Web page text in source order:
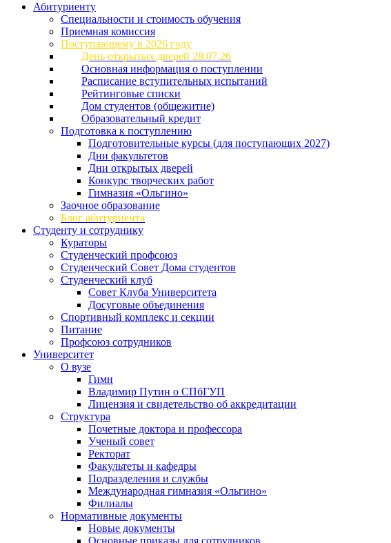
Абитуриенту
Специальности и стоимость обучения
Приемная комиссия
Поступающему в 2026 году
День открытых дверей 28.07.26
Основная информация о поступлении
Расписание вступительных испытаний
Рейтинговые списки
Дом студентов (общежитие)
Образовательный кредит
Подготовка к поступлению
Подготовительные курсы (для поступающих 2027)
Дни факультетов
Дни открытых дверей
Конкурс творческих работ
Гимназия «Ольгино»
Заочное образование
Блог абитуриента
Студенту и сотруднику
Кураторы
Студенческий профсоюз
Студенческий Совет Дома студентов
Студенческий клуб
Совет Клуба Университета
Досуговые объединения
Спортивный комплекс и секции
Питание
Профсоюз сотрудников
Университет
О вузе
Гимн
Владимир Путин о СПбГУП
Лицензия и свидетельство об аккредитации
Структура
Почетные доктора и профессора
Ученый совет
Ректорат
Факультеты и кафедры
Подразделения и службы
Международная гимназия «Ольгино»
Филиалы
Нормативные документы
Новые документы
Основные приказы для сотрудников